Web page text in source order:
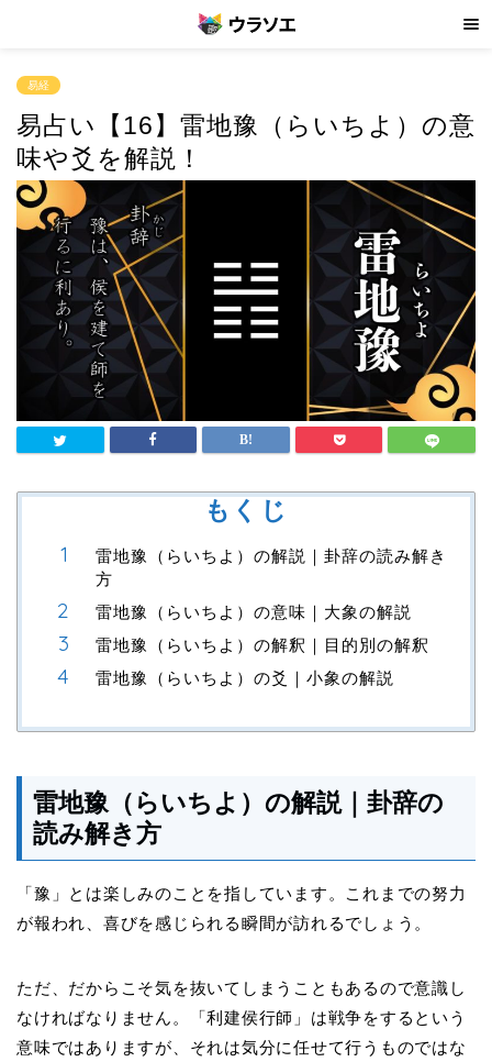
易経
易占い【16】雷地豫（らいちよ）の意
味や爻を解説！
もくじ
雷地豫（らいちよ）の解説｜卦辞の読み解き
方
雷地豫（らいちよ）の意味｜大象の解説
雷地豫（らいちよ）の解釈｜目的別の解釈
雷地豫（らいちよ）の爻｜小象の解説
雷地豫（らいちよ）の解説｜卦辞の
読み解き方
「豫」とは楽しみのことを指しています。これまでの努力
が報われ、喜びを感じられる瞬間が訪れるでしょう。
ただ、だからこそ気を抜いてしまうこともあるので意識し
なければなりません。「利建侯行師」は戦争をするという
意味ではありますが、それは気分に任せて行うものではな